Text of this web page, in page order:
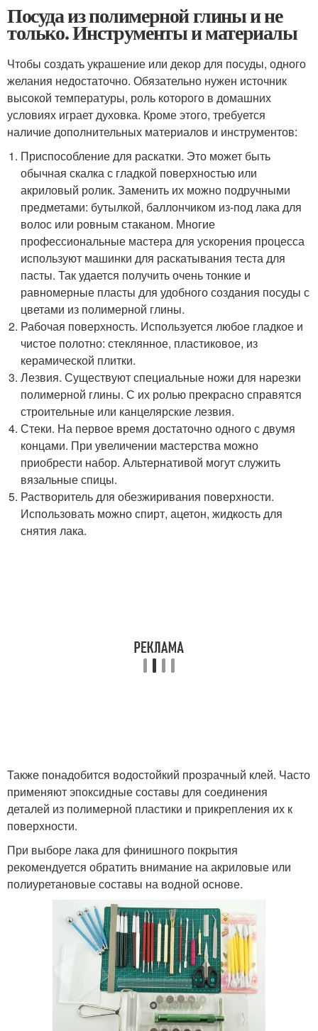
Посуда из полимерной глины и не
только. Инструменты и материалы
Чтобы создать украшение или декор для посуды, одного
желания недостаточно. Обязательно нужен источник
высокой температуры, роль которого в домашних
условиях играет духовка. Кроме этого, требуется
наличие дополнительных материалов и инструментов:
Приспособление для раскатки. Это может быть
обычная скалка с гладкой поверхностью или
акриловый ролик. Заменить их можно подручными
предметами: бутылкой, баллончиком из-под лака для
волос или ровным стаканом. Многие
профессиональные мастера для ускорения процесса
используют машинки для раскатывания теста для
пасты. Так удается получить очень тонкие и
равномерные пласты для удобного создания посуды с
цветами из полимерной глины.
Рабочая поверхность. Используется любое гладкое и
чистое полотно: стеклянное, пластиковое, из
керамической плитки.
Лезвия. Существуют специальные ножи для нарезки
полимерной глины. С их ролью прекрасно справятся
строительные или канцелярские лезвия.
Стеки. На первое время достаточно одного с двумя
концами. При увеличении мастерства можно
приобрести набор. Альтернативой могут служить
вязальные спицы.
Растворитель для обезжиривания поверхности.
Использовать можно спирт, ацетон, жидкость для
снятия лака.
Также понадобится водостойкий прозрачный клей. Часто
применяют эпоксидные составы для соединения
деталей из полимерной пластики и прикрепления их к
поверхности.
При выборе лака для финишного покрытия
рекомендуется обратить внимание на акриловые или
полиуретановые составы на водной основе.